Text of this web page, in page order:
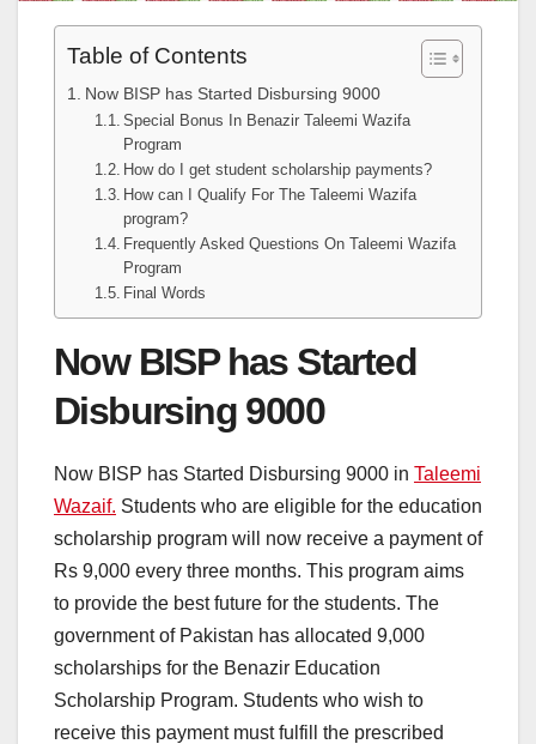
Table of Contents
Now BISP has Started Disbursing 9000
Special Bonus In Benazir Taleemi Wazifa
Program
How do I get student scholarship payments?
How can I Qualify For The Taleemi Wazifa
program?
Frequently Asked Questions On Taleemi Wazifa
Program
Final Words
Now BISP has Started
Disbursing 9000
Now BISP has Started Disbursing 9000 in Taleemi
Wazaif. Students who are eligible for the education
scholarship program will now receive a payment of
Rs 9,000 every three months. This program aims
to provide the best future for the students. The
government of Pakistan has allocated 9,000
scholarships for the Benazir Education
Scholarship Program. Students who wish to
receive this payment must fulfill the prescribed